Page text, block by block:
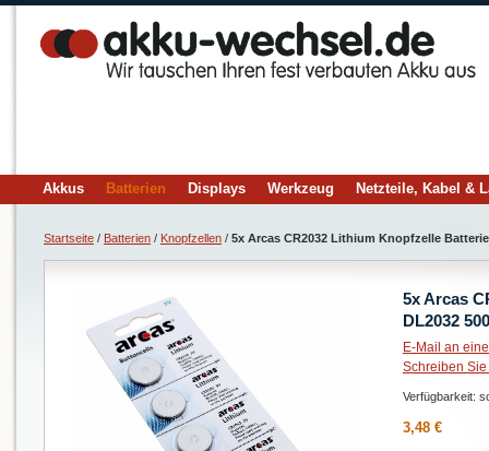
Akkus Batterien Displays Werkzeug Netzteile, Kabel &
Startseite / Batterien / Knopfzellen / 5x Arcas CR2032 Lithium Knopfzelle Batterie
5x Arcas
DL2032
E-Mail an
Schreiben
Verfügbarkeit:
3,48 €